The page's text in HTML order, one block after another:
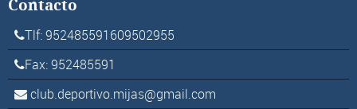
Contacto
Tlf: 952485591609502955
Fax: 952485591
club.deportivo.mijas@gmail.com